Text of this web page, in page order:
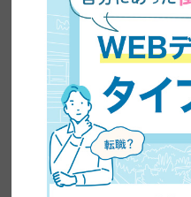
【全ママ必見】2児のシ
イナーに大転身した方法